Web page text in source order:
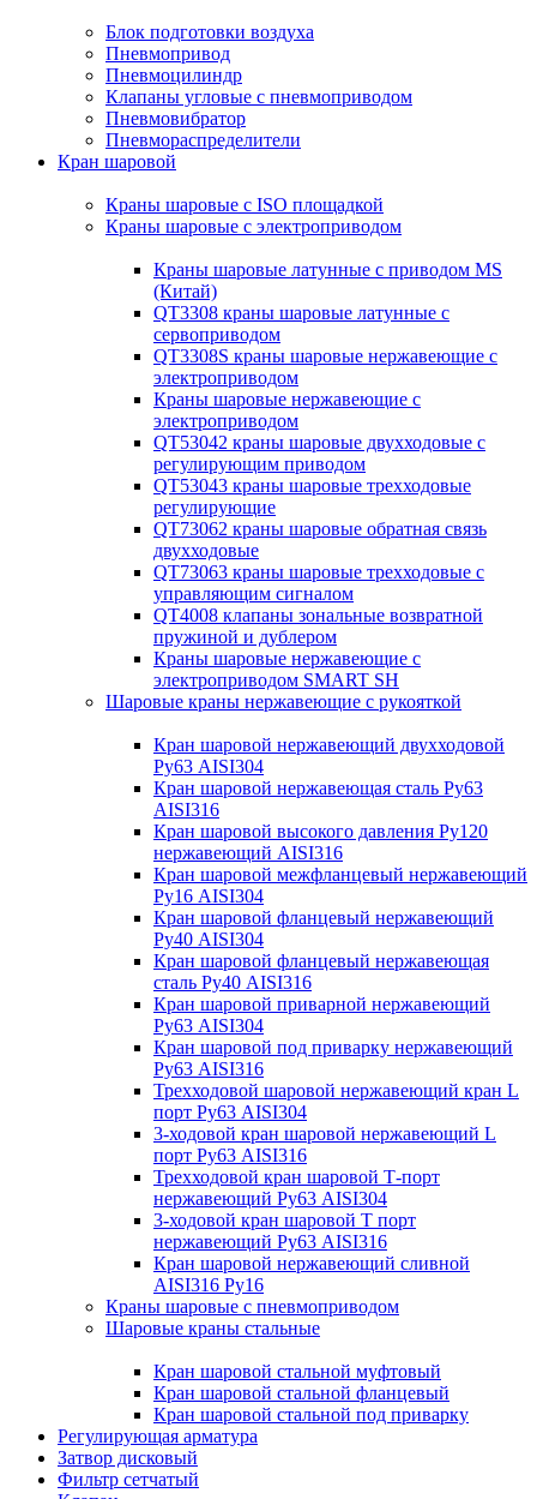
Блок подготовки воздуха
Пневмопривод
Пневмоцилиндр
Клапаны угловые с пневмоприводом
Пневмовибратор
Пневмораспределители
Кран шаровой
Краны шаровые с ISO площадкой
Краны шаровые с электроприводом
Краны шаровые латунные с приводом MS
(Китай)
QT3308 краны шаровые латунные с
сервоприводом
QT3308S краны шаровые нержавеющие с
электроприводом
Краны шаровые нержавеющие с
электроприводом
QT53042 краны шаровые двухходовые с
регулирующим приводом
QT53043 краны шаровые трехходовые
регулирующие
QT73062 краны шаровые обратная связь
двухходовые
QT73063 краны шаровые трехходовые с
управляющим сигналом
QT4008 клапаны зональные возвратной
пружиной и дублером
Краны шаровые нержавеющие с
электроприводом SMART SH
Шаровые краны нержавеющие с рукояткой
Кран шаровой нержавеющий двухходовой
Ру63 AISI304
Кран шаровой нержавеющая сталь Ру63
AISI316
Кран шаровой высокого давления Ру120
нержавеющий AISI316
Кран шаровой межфланцевый нержавеющий
Ру16 AISI304
Кран шаровой фланцевый нержавеющий
Ру40 AISI304
Кран шаровой фланцевый нержавеющая
сталь Ру40 AISI316
Кран шаровой приварной нержавеющий
Ру63 AISI304
Кран шаровой под приварку нержавеющий
Ру63 AISI316
Трехходовой шаровой нержавеющий кран L
порт Ру63 AISI304
3-ходовой кран шаровой нержавеющий L
порт Ру63 AISI316
Трехходовой кран шаровой Т-порт
нержавеющий Ру63 AISI304
3-ходовой кран шаровой Т порт
нержавеющий Ру63 AISI316
Кран шаровой нержавеющий сливной
AISI316 Ру16
Краны шаровые с пневмоприводом
Шаровые краны стальные
Кран шаровой стальной муфтовый
Кран шаровой стальной фланцевый
Кран шаровой стальной под приварку
Регулирующая арматура
Затвор дисковый
Фильтр сетчатый